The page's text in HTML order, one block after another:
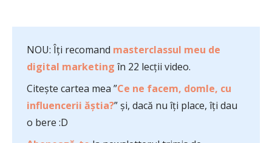
NOU: Îți recomand masterclassul meu de
digital marketing în 22 lecții video.
Citește cartea mea ”Ce ne facem, domle, cu
influencerii ăștia?” și, dacă nu îți place, îți dau
o bere :D